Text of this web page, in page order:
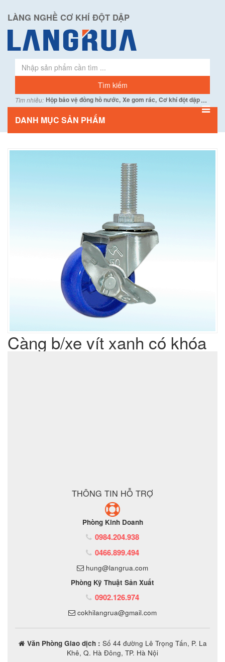
LÀNG NGHỀ CƠ KHÍ ĐỘT DẬP
Tìm nhiều: Hộp bảo vệ đồng hồ nước, Xe gom rác, Cơ khí đột dập...
DANH MỤC SẢN PHẨM
Càng b/xe vít xanh có khóa
THÔNG TIN HỖ TRỢ
Phòng Kinh Doanh
0984.204.938
0466.899.494
hung@langrua.com
Phòng Kỹ Thuật Sản Xuất
0902.126.974
cokhilangrua@gmail.com
Văn Phòng Giao dịch : Số 44 đường Lê Trọng Tấn, P. La
Khê, Q. Hà Đông, TP. Hà Nội